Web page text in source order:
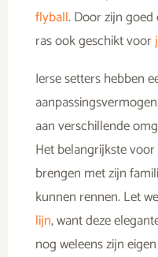
flyball. Door zijn
ras ook geschikt voor
Ierse setters hebben
aan verschillende
Het belangrijkste
brengen met zijn
kunnen rennen. Let
lijn, want deze
nog weleens zijn